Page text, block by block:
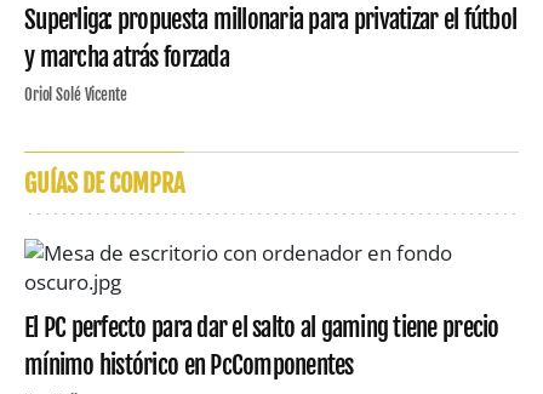
Superliga: propuesta millonaria para privatizar el fútbol
y marcha atrás forzada
Oriol Solé Vicente
GUÍAS DE COMPRA
El PC perfecto para dar el salto al gaming tiene precio
mínimo histórico en PcComponentes